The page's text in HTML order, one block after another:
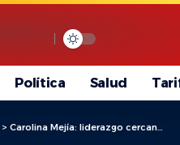
Política Salud
> Carolina Mejía: liderazgo cercano, transparente y comprometido con la gente